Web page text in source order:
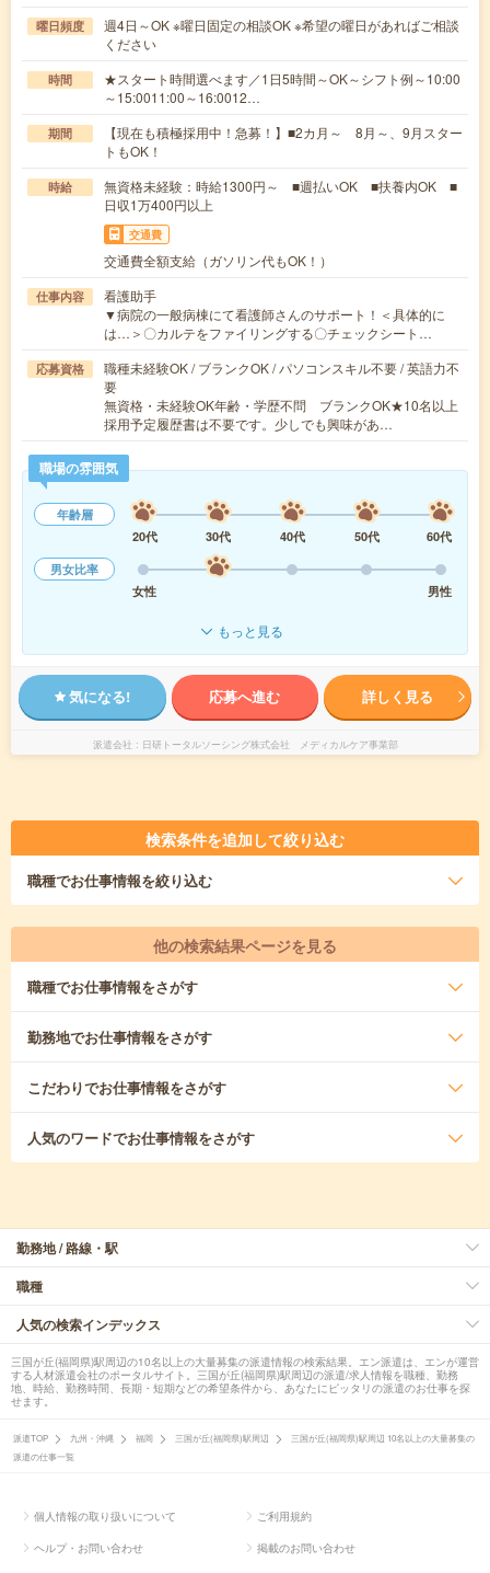
曜日頻度
週4日～OK ※曜日固定の相談OK ※希望の曜日があればご相談
ください
時間
★スタート時間選べます／1日5時間～OK～シフト例～10:00
～15:0011:00～16:0012…
期間
【現在も積極採用中！急募！】■2カ月～ 8月～、9月スター
トもOK！
時給
無資格未経験：時給1300円～ ■週払いOK ■扶養内OK ■
日収1万400円以上
交通費
交通費全額支給（ガソリン代もOK！）
仕事内容
看護助手
▼病院の一般病棟にて看護師さんのサポート！＜具体的に
は…＞〇カルテをファイリングする〇チェックシート…
応募資格
職種未経験OK / ブランクOK / パソコンスキル不要 / 英語力不
要
無資格・未経験OK年齢・学歴不問 ブランクOK★10名以上
採用予定履歴書は不要です。少しでも興味があ…
職場の雰囲気
年齢層
20代
30代 40代 50代
60代
男女比率
女性
男性
もっと見る
気になる! 応募へ進む 詳しく見る
派遣会社 日研トータルソーシング株式会社 メディカルケア事業部
検索条件を追加して絞り込む
職種でお仕事情報を絞り込む
他の検索結果ページを見る
職種でお仕事情報をさがす
勤務地でお仕事情報をさがす
こだわりでお仕事情報をさがす
人気のワードでお仕事情報をさがす
勤務地 / 路線・駅
職種
人気の検索インデックス
三国が丘(福岡県)駅周辺の10名以上の大量募集の派遣情報の検索結果。エン派遣は、エンが運営
する人材派遣会社のポータルサイト。三国が丘(福岡県)駅周辺の派遣/求人情報を職種、勤務
地、時給、勤務時間、長期・短期などの希望条件から、あなたにピッタリの派遣のお仕事を探
せます。
派遣TOP 九州・沖縄 福岡 三国が丘(福岡県)駅周辺
三国が丘(福岡県)駅周辺 10名以上の大量募集の
派遣の仕事一覧
個人情報の取り扱いについて ご利用規約
ヘルプ・お問い合わせ 掲載のお問い合わせ